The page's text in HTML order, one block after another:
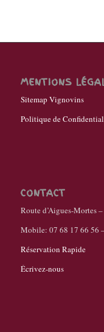
MENTIONS
Sitemap Vignovins
Politique de
CONTACT
Route d’Aigues-Mortes
Mobile: 07 68 17 66 56
Réservation Rapide
Écrivez-nous